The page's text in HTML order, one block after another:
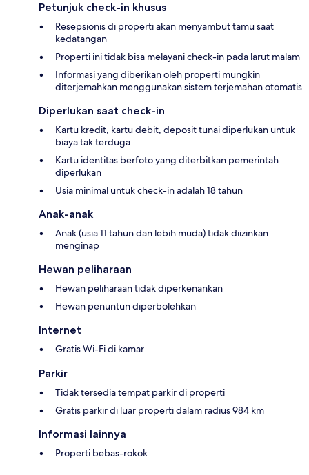
Petunjuk check-in khusus
Resepsionis di properti akan menyambut tamu saat
kedatangan
Properti ini tidak bisa melayani check-in pada larut malam
Informasi yang diberikan oleh properti mungkin
diterjemahkan menggunakan sistem terjemahan otomatis
Diperlukan saat check-in
Kartu kredit, kartu debit, deposit tunai diperlukan untuk
biaya tak terduga
Kartu identitas berfoto yang diterbitkan pemerintah
diperlukan
Usia minimal untuk check-in adalah 18 tahun
Anak-anak
Anak (usia 11 tahun dan lebih muda) tidak diizinkan
menginap
Hewan peliharaan
Hewan peliharaan tidak diperkenankan
Hewan penuntun diperbolehkan
Internet
Gratis Wi-Fi di kamar
Parkir
Tidak tersedia tempat parkir di properti
Gratis parkir di luar properti dalam radius 984 km
Informasi lainnya
Properti bebas-rokok